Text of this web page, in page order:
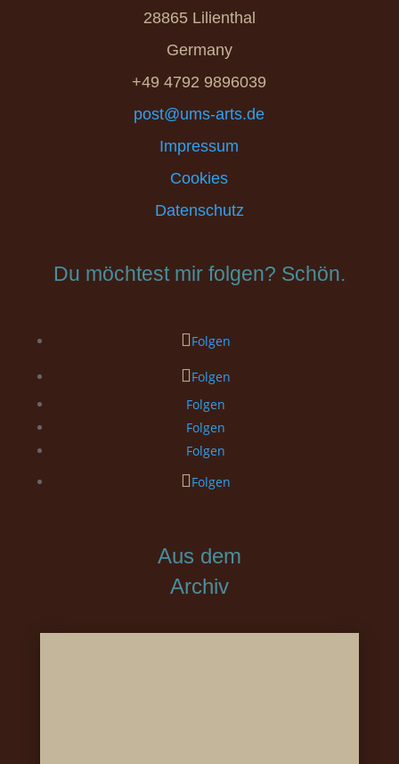
28865 Lilienthal
Germany
+49 4792 9896039
post@ums-arts.de
Impressum
Cookies
Datenschutz
Du möchtest mir folgen? Schön.
Folgen
Folgen
Folgen
Folgen
Folgen
Folgen
Aus dem
Archiv